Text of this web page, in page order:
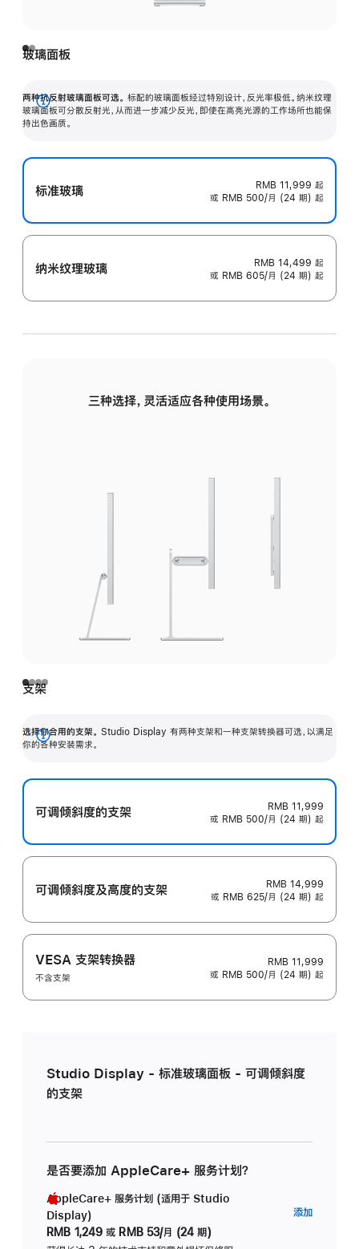
玻璃面板
两种抗反射玻璃面板可选。 标配的玻璃面板经过特别设计，反光率极低。纳米纹理
玻璃面板可分散反射光，从而进一步减少反光，即使在高亮光源的工作场所也能保
持出色画质。
展
开
标准玻璃 RMB 11,999 起
或 RMB 500/月 (24 期) 起
纳米纹理玻璃 RMB 14,499 起
或 RMB 605/月 (24 期) 起
三种选择，灵活适应各种使用场景。
支架
选择你合用的支架。 Studio Display 有两种支架和一种支架转换器可选，以满足
你的各种安装需求。
展
可调倾斜度的支架
RMB 11,999
或 RMB 500/月 (24 期) 起
可调倾斜度及高‍度的支‍架
RMB 14,999
或 RMB 625/月 (24 期) 起
VESA 支架转换器
不含支架
RMB 11,999
或 RMB 500/月 (24 期) 起
Studio Display - 标准玻璃面板 - 可调倾斜度
的支架
是否要添加 AppleCare+ 服务计划？
AppleCare+ 服务计划 (适用于 Studio
Display)
RMB 1,249 或 RMB 53/月 (24 期)
添加